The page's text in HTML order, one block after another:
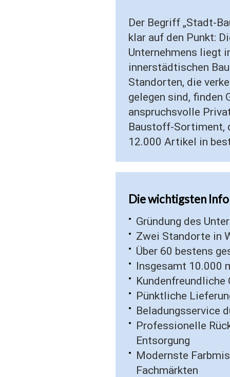
Der Begriff „Stadt-
klar auf den Punkt:
Unternehmens liegt
innerstädtischen
Standorten, die
gelegen sind, finden
anspruchsvolle
Baustoff-Sortiment,
12.000 Artikel in
Die wichtigsten
Gründung des
Zwei Standorte in
Über 60 bestens
Insgesamt 10.000
Pünktliche
Beladungsservice
Professionelle
Entsorgung
Modernste
Fachmärkten